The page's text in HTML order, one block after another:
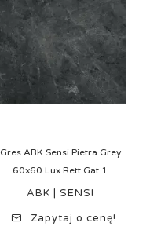
Gres ABK Sensi Pietra Grey
60x60 Lux Rett.Gat.1
ABK | SENSI
Zapytaj o cenę!